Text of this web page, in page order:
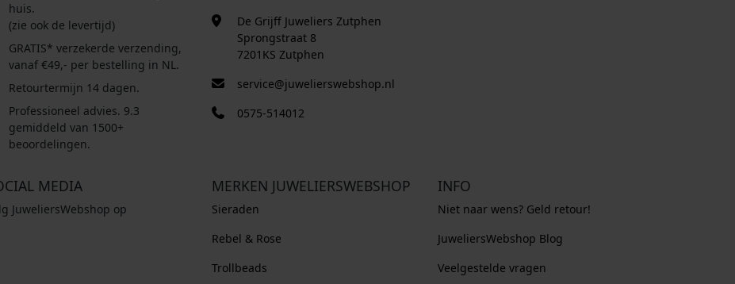
huis.
(zie ook de levertijd)
GRATIS* verzekerde verzending,
vanaf €49,- per bestelling in NL.
Retourtermijn 14 dagen.
Professioneel advies. 9.3
gemiddeld van 1500+
beoordelingen.
De Grijff Juweliers Zutphen
Sprongstraat 8
7201KS Zutphen
service@juwelierswebshop.nl
0575-514012
MEDIA
JuweliersWebshop op
MERKEN JUWELIERSWEBSHOP
Sieraden
Rebel & Rose
Trollbeads
INFO
Niet naar wens? Geld retour!
JuweliersWebshop Blog
Veelgestelde vragen